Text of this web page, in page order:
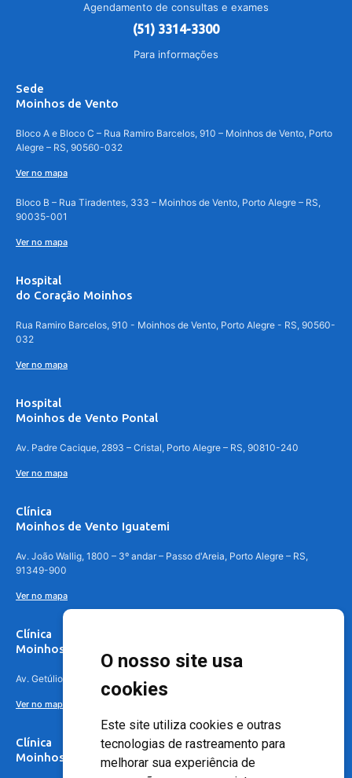
O nosso site usa
cookies
Este site utiliza cookies e outras
tecnologias de rastreamento para
melhorar sua experiência de
Agendamento de consultas e exames
(51) 3314-3300
Para informações
Sede
Moinhos de Vento
Bloco A e Bloco C – Rua Ramiro Barcelos, 910 – Moinhos de Vento, Porto
Alegre – RS, 90560-032
Ver no mapa
Bloco B – Rua Tiradentes, 333 – Moinhos de Vento, Porto Alegre – RS,
90035-001
Ver no mapa
Hospital
do Coração Moinhos
Rua Ramiro Barcelos, 910 - Moinhos de Vento, Porto Alegre - RS, 90560-
032
Ver no mapa
Hospital
Moinhos de Vento Pontal
Av. Padre Cacique, 2893 – Cristal, Porto Alegre – RS, 90810-240
Ver no mapa
Clínica
Moinhos de Vento Iguatemi
Av. João Wallig, 1800 – 3º andar – Passo d'Areia, Porto Alegre – RS,
91349-900
Ver no mapa
Clínica
Moinhos de Vento Canoas
Av. Getúlio Vargas, 4841 – Centro, Canoas – RS, 92010-010
Ver no mapa
Clínica
Moinhos de Vento - Teresópolis